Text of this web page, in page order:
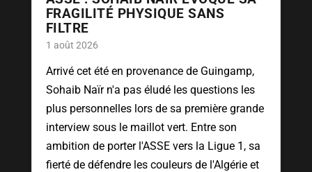
FRAGILITÉ PHYSIQUE SANS
FILTRE
1 août 2026
Arrivé cet été en provenance de Guingamp,
Sohaib Naïr n'a pas éludé les questions les
plus personnelles lors de sa première grande
interview sous le maillot vert. Entre son
ambition de porter l'ASSE vers la Ligue 1, sa
fierté de défendre les couleurs de l'Algérie et